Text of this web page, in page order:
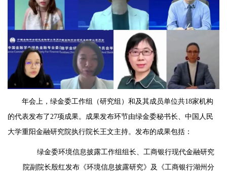
年会上，绿金委工作组（研究组）和及其成员单位共18家机构
的代表发布了27项成果。成果发布环节由绿金委秘书长、中国人民
大学重阳金融研究院执行院长王文主持。发布的成果包括：
绿金委环境信息披露工作组组长、工商银行现代金融研究
院副院长殷红发布《环境信息披露研究》及《工商银行湖州分